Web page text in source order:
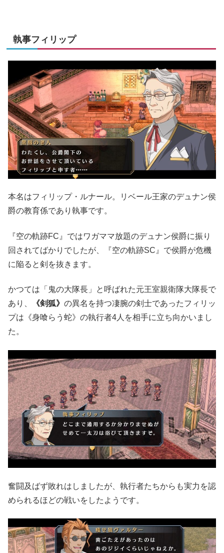
執事フィリップ
本名はフィリップ・ルナール。リベール王家のデュナン侯
爵の教育係であり執事です。
『空の軌跡FC』ではワガママ放題のデュナン侯爵に振り
回されてばかりでしたが、『空の軌跡SC』で侯爵が危機
に陥ると剣を抜きます。
かつては 「鬼の大隊長」と呼ばれた元王室親衛隊大隊長で
あり、
《剣狐》 の異名を持つ凄腕の剣士であったフィリッ
プは《身喰らう蛇》の執行者4人を相手に立ち向かいまし
た。
奮闘及ばず敗れはしましたが、執行者たちからも実力を認
められるほどの戦いをしたようです。